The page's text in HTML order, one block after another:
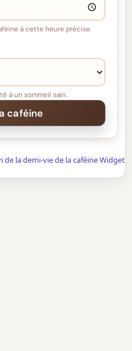
à cette heure précise.
à un sommeil sain.
de la demi-vie de la caféine Widget